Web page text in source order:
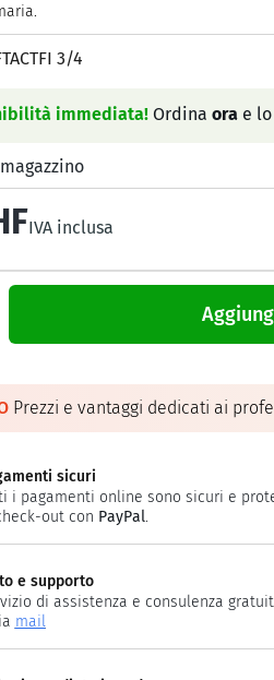
3/4
immediata! Ordina ora e
IVA inclusa
Prezzi e vantaggi dedicati ai
sicuri
i pagamenti online sono sicuri e
out con PayPal.
e supporto
di assistenza e consulenza
mail